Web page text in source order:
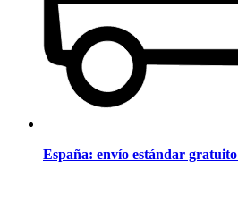
España: envío estándar gratuito